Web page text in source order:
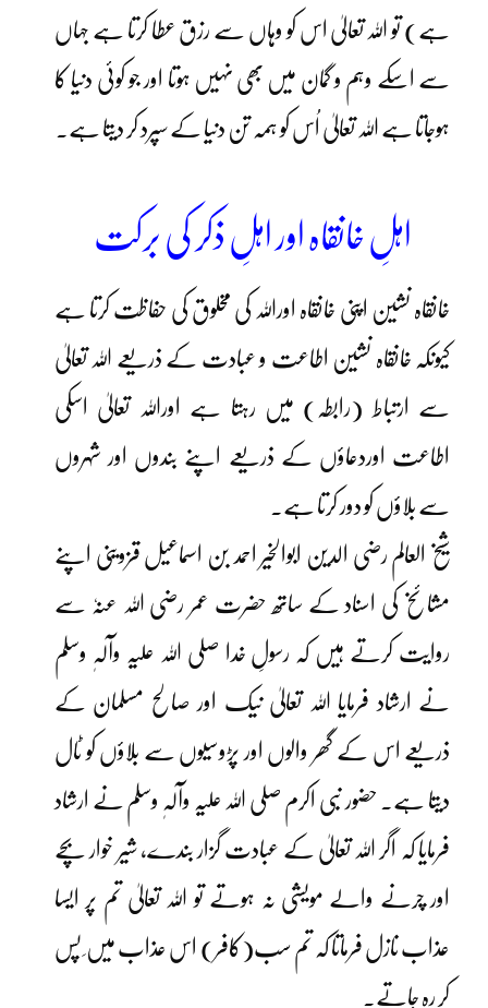
ہے) تو اللہ تعالیٰ اس کو وہاں سے رزق عطا کرتا ہے جہاں
سے اسکے وہم و گمان میں بھی نہیں ہوتا اور جو کوئی دنیا کا
ہوجاتا ہے اللہ تعالیٰ اُس کو ہمہ تن دنیا کے سپرد کر دیتا ہے۔
اہلِ خانقاہ اور اہلِ ذکر کی برکت
خانقاہ نشین اپنی خانقاہ اوراللہ کی مخلوق کی حفاظت کرتا ہے
کیونکہ خانقاہ نشین اطاعت و عبادت کے ذریعے اللہ تعالیٰ
سے ارتباط (رابطہ) میں رہتا ہے اوراللہ تعالیٰ اسکی
اطاعت اوردعاؤں کے ذریعے اپنے بندوں اور شہروں
سے بلاؤں کو دور کرتا ہے۔
شیخ العالم رضی الدین ابوالخیر احمد بن اسماعیل قزوینی اپنے
مشائخ کی اسناد کے ساتھ حضرت عمر رضی اللہ عنہٗ سے
روایت کرتے ہیں کہ رسولِ خدا صلی اللہ علیہ وآلہٖ وسلم
نے ارشاد فرمایا اللہ تعالیٰ نیک اور صالح مسلمان کے
ذریعے اس کے گھر والوں اور پڑوسیوں سے بلاؤں کو ٹال
دیتا ہے۔ حضور نبی اکرم صلی اللہ علیہ وآلہٖ وسلم نے ارشاد
فرمایا کہ اگر اللہ تعالیٰ کے عبادت گزار بندے، شیر خوار بچے
اور چرنے والے مویشی نہ ہوتے تو اللہ تعالیٰ تم پر ایسا
عذاب نازل فرماتا کہ تم سب(کافر) اس عذاب میں ِ پس
کر رہ جاتے۔